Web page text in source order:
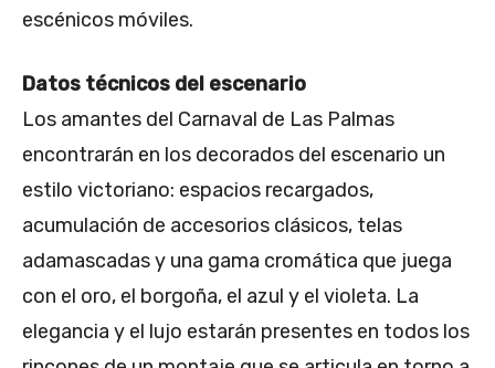
escénicos móviles.
Datos técnicos del escenario
Los amantes del Carnaval de Las Palmas
encontrarán en los decorados del escenario un
estilo victoriano: espacios recargados,
acumulación de accesorios clásicos, telas
adamascadas y una gama cromática que juega
con el oro, el borgoña, el azul y el violeta. La
elegancia y el lujo estarán presentes en todos los